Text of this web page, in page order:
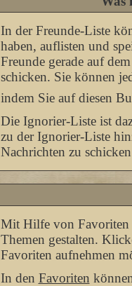
In der Freunde-Liste
haben, auflisten und
Freunde gerade auf
schicken. Sie können
indem Sie auf diesen
Die Ignorier-Liste ist
zu der Ignorier-Liste
Nachrichten zu
Mit Hilfe von Favoriten
Themen gestalten.
Favoriten aufnehmen
In den Favoriten